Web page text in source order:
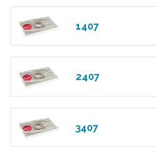
1407
2407
3407